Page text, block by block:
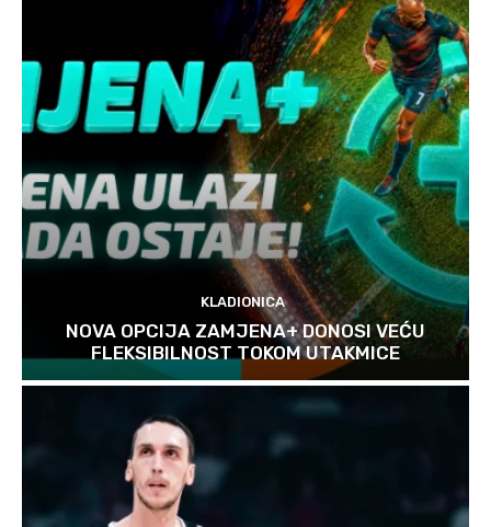
KLADIONICA
NOVA OPCIJA ZAMJENA+ DONOSI VEĆU
FLEKSIBILNOST TOKOM UTAKMICE